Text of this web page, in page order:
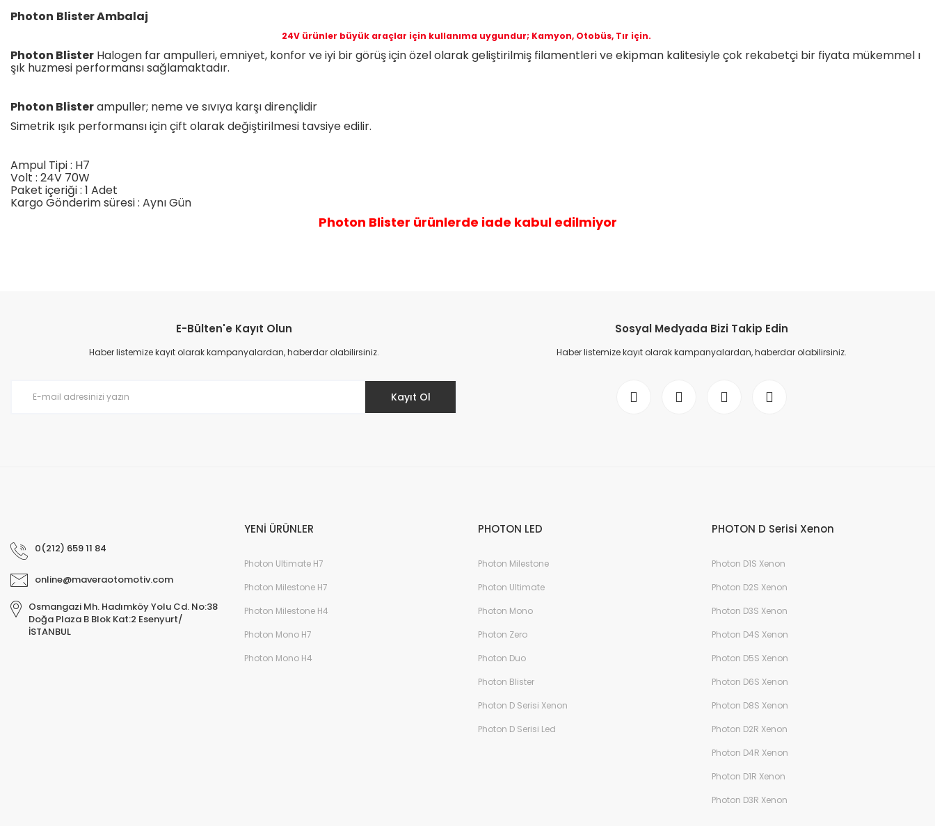
Photon Blister Ambalaj
24V ürünler büyük araçlar için kullanıma uygundur; Kamyon, Otobüs, Tır için.
Photon Blister Halogen far ampulleri, emniyet, konfor ve iyi bir görüş için özel olarak geliştirilmiş filamentleri ve ekipman kalitesiyle çok rekabetçi bir fiyata mükemmel ı
şık huzmesi performansı sağlamaktadır.
Photon Blisterampuller; neme ve sıvıya karşı dirençlidir
Simetrik ışık performansı için çift olarak değiştirilmesi tavsiye edilir.
Ampul Tipi : H7
Volt : 24V 70W
Paket içeriği : 1 Adet
Kargo Gönderim süresi : Aynı Gün
Photon Blister ürünlerde iade kabul edilmiyor
Ürün resmi kalitesiz, bozuk veya görüntülenemiyor.
Ürün açıklamasında eksik bilgiler bulunuyor.
E-Bülten'e Kayıt Olun
Haber listemize kayıt olarak kampanyalardan, haberdar olabilirsiniz.
Kayıt Ol
Sosyal Medyada Bizi Takip Edin
Haber listemize kayıt olarak kampanyalardan, haberdar olabilirsiniz.
0(212) 659 11 84
online@maveraotomotiv.com
Osmangazi Mh. Hadımköy Yolu Cd. No:38
Doğa Plaza B Blok Kat:2 Esenyurt/
İSTANBUL
YENİ ÜRÜNLER
Photon Ultimate H7
Photon Milestone H7
Photon Milestone H4
Photon Mono H7
Photon Mono H4
PHOTON LED
Photon Milestone
Photon Ultimate
Photon Mono
Photon Zero
Photon Duo
Photon Blister
Photon D Serisi Xenon
Photon D Serisi Led
PHOTON D Serisi Xenon
Photon D1S Xenon
Photon D2S Xenon
Photon D3S Xenon
Photon D4S Xenon
Photon D5S Xenon
Photon D6S Xenon
Photon D8S Xenon
Photon D2R Xenon
Photon D4R Xenon
Photon D1R Xenon
Photon D3R Xenon